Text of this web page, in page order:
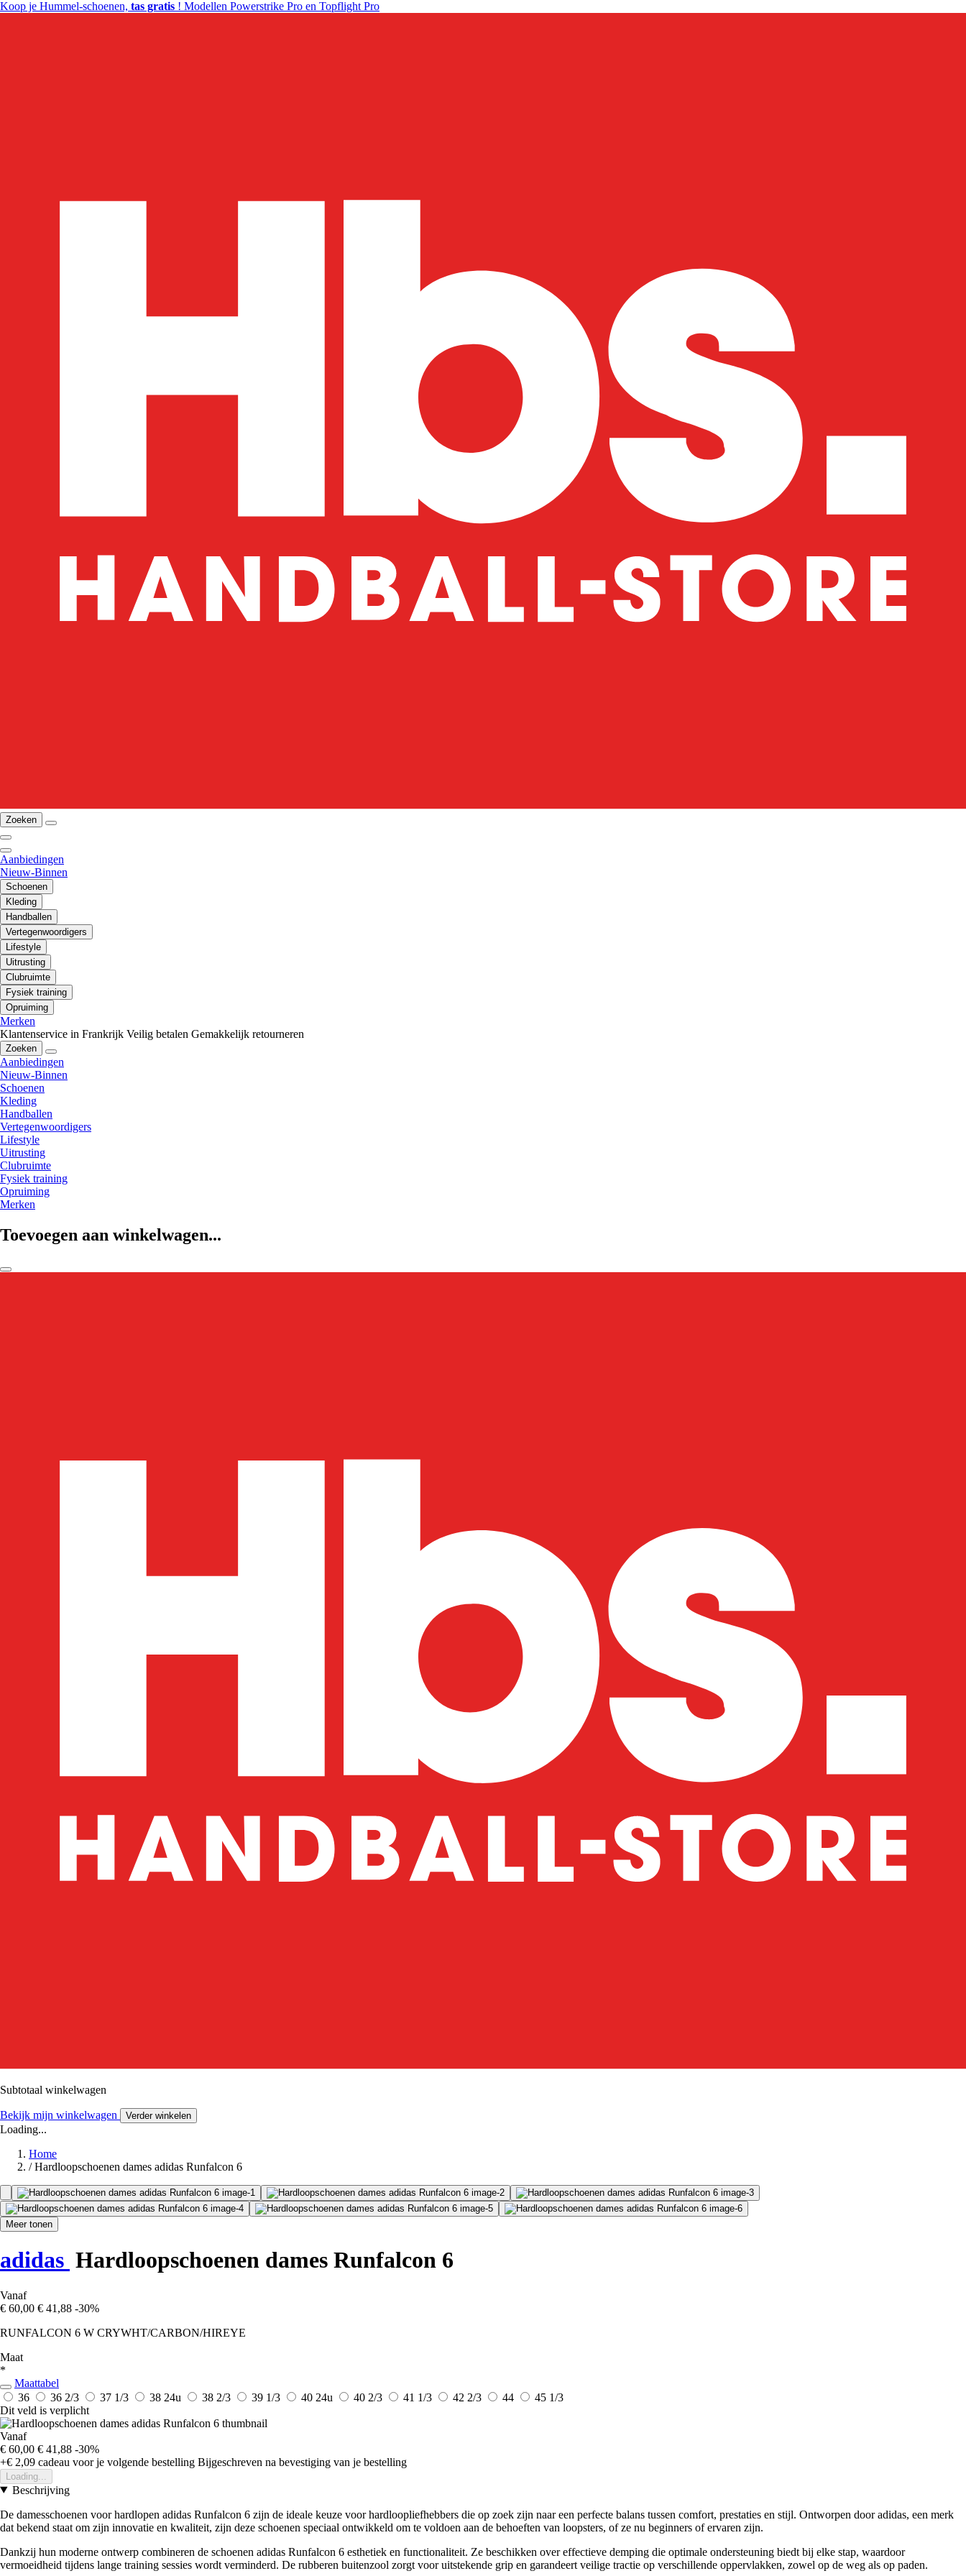
Koop je Hummel-schoenen, tas gratis ! Modellen Powerstrike Pro en Topflight Pro
Zoeken
Aanbiedingen
Nieuw-Binnen
Schoenen
Kleding
Handballen
Vertegenwoordigers
Lifestyle
Uitrusting
Clubruimte
Fysiek training
Opruiming
Merken
Klantenservice in Frankrijk Veilig betalen Gemakkelijk retourneren
Zoeken
Aanbiedingen
Nieuw-Binnen
Schoenen
Kleding
Handballen
Vertegenwoordigers
Lifestyle
Uitrusting
Clubruimte
Fysiek training
Opruiming
Merken
Toevoegen aan winkelwagen...
Subtotaal winkelwagen
Bekijk mijn winkelwagen Verder winkelen
Loading...
Home
/ Hardloopschoenen dames adidas Runfalcon 6
Meer tonen
adidas Hardloopschoenen dames Runfalcon 6
Vanaf
€ 60,00 € 41,88 -30%
RUNFALCON 6 W CRYWHT/CARBON/HIREYE
Maat
*
Maattabel
36
36 2/3 37 1/3 38 24u 38 2/3 39 1/3 40 24u 40 2/3 41 1/3 42 2/3 44
45 1/3
Dit veld is verplicht
Vanaf
€ 60,00 € 41,88 -30%
+€ 2,09 cadeau voor je volgende bestelling Bijgeschreven na bevestiging van je bestelling
Loading...
Beschrijving
De damesschoenen voor hardlopen adidas Runfalcon 6 zijn de ideale keuze voor hardloopliefhebbers die op zoek zijn naar een perfecte balans tussen comfort, prestaties en stijl. Ontworpen door adidas, een merk
dat bekend staat om zijn innovatie en kwaliteit, zijn deze schoenen speciaal ontwikkeld om te voldoen aan de behoeften van loopsters, of ze nu beginners of ervaren zijn.
Dankzij hun moderne ontwerp combineren de schoenen adidas Runfalcon 6 esthetiek en functionaliteit. Ze beschikken over effectieve demping die optimale ondersteuning biedt bij elke stap, waardoor
vermoeidheid tijdens lange training sessies wordt verminderd. De rubberen buitenzool zorgt voor uitstekende grip en garandeert veilige tractie op verschillende oppervlakken, zowel op de weg als op paden.